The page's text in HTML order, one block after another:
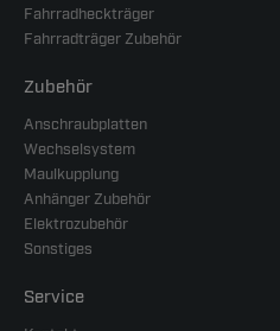
Fahrradheckträger
Fahrradträger Zubehör
Zubehör
Anschraubplatten
Wechselsystem
Maulkupplung
Anhänger Zubehör
Elektrozubehör
Sonstiges
Service